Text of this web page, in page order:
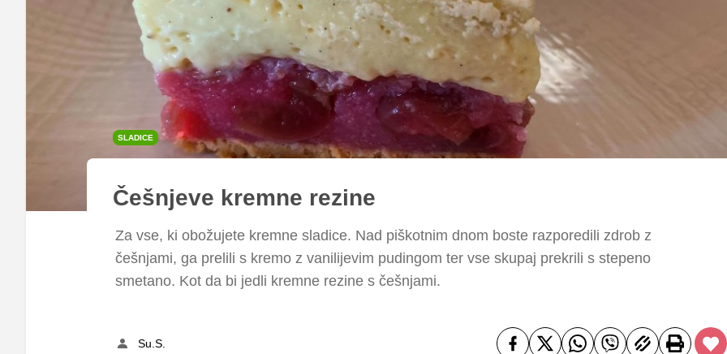
SLADICE
Češnjeve kremne rezine
Za vse, ki obožujete kremne sladice. Nad piškotnim dnom boste razporedili zdrob z
češnjami, ga prelili s kremo z vanilijevim pudingom ter vse skupaj prekrili s stepeno
smetano. Kot da bi jedli kremne rezine s češnjami.
Su.S.